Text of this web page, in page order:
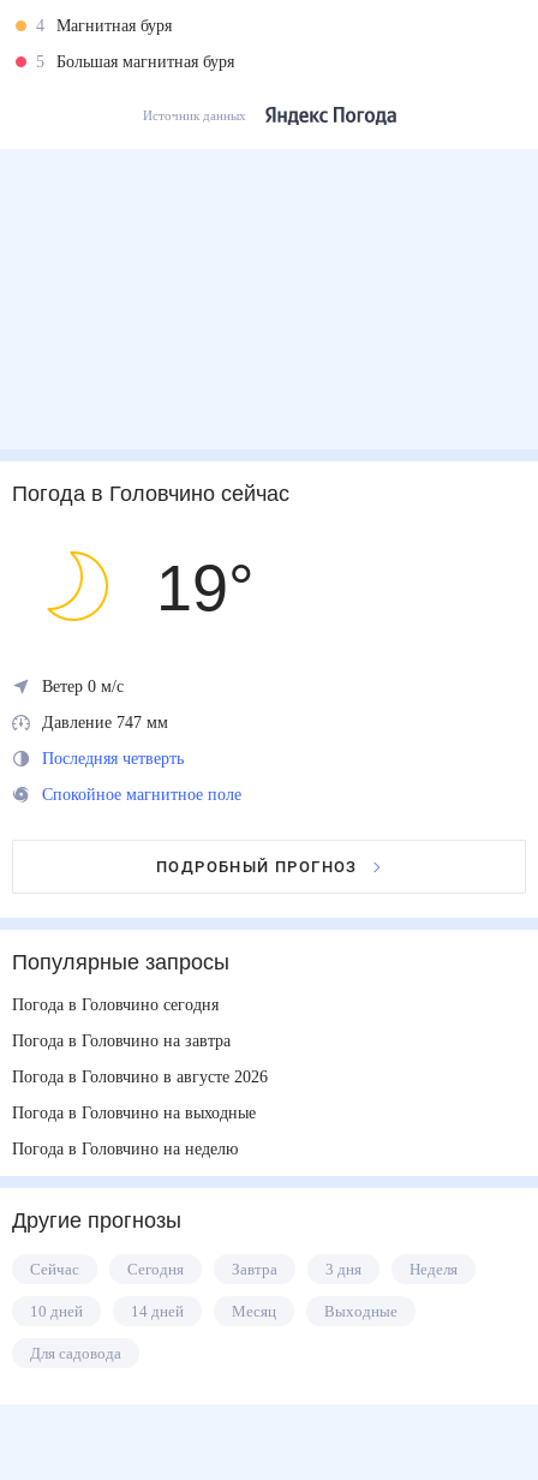
4
Магнитная буря
5
Большая магнитная буря
Источник данных
Погода в Головчиносейчас
19°
Ветер 0 м/с
Давление 747 мм
Последняя четверть
Спокойное магнитное поле
ПОДРОБНЫЙ ПРОГНОЗ
Популярные запросы
Погода в Головчино сегодня
Погода в Головчино на завтра
Погода в Головчино в августе 2026
Погода в Головчино на выходные
Погода в Головчино на неделю
Другие прогнозы
Сейчас Сегодня Завтра 3 дня Неделя
10 дней 14 дней Месяц Выходные
Для садовода